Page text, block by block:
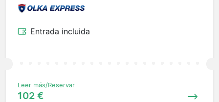
Entrada incluida
Leer más/Reservar
102 €